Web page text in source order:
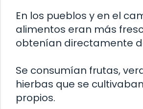
En los pueblos y en el
alimentos eran más
obtenían directamente
Se consumían frutas,
hierbas que se
propios.